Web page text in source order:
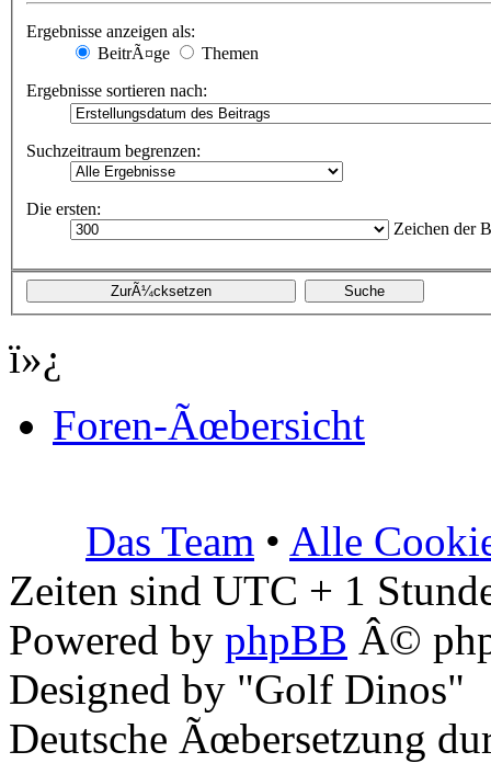
Ergebnisse anzeigen als:
BeitrÃ¤ge
Themen
Ergebnisse sortieren nach:
Suchzeitraum begrenzen:
Die ersten:
Zeichen der
ï»¿
Foren-Ãœbersicht
Das Team • Alle
Zeiten sind UTC + 1
Powered by phpBB Â©
Designed by "Golf Dinos"
Deutsche Ãœbersetzung